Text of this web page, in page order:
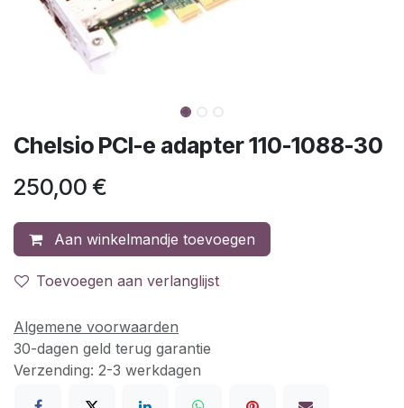
Chelsio PCI-e adapter 110-1088-30
250,00 €
Aan winkelmandje toevoegen
Toevoegen aan verlanglijst
Algemene voorwaarden
30-dagen geld terug garantie
Verzending: 2-3 werkdagen